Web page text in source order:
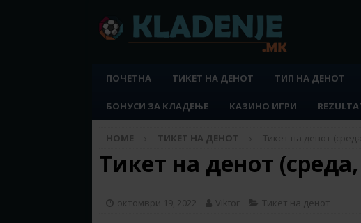
ПОЧЕТНА ТИКЕТ НА ДЕНОТ ТИП НА ДЕНОТ
БОНУСИ ЗА КЛАДЕЊЕ КАЗИНО ИГРИ
HOME ТИКЕТ НА ДЕНОТ Тикет на денот
Тикет на денот
октомври 19, 2022 Viktor Тикет на денот